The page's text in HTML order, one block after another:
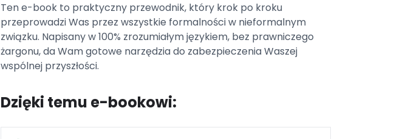
Ten e-book to praktyczny przewodnik, który krok po kroku
przeprowadzi Was przez wszystkie formalności w nieformalnym
związku. Napisany w 100% zrozumiałym językiem, bez prawniczego
żargonu, da Wam gotowe narzędzia do zabezpieczenia Waszej
wspólnej przyszłości.
Dzięki temu e-bookowi: